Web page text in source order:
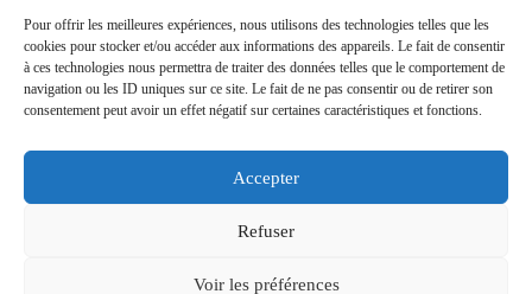
Pour offrir les meilleures expériences, nous utilisons des technologies telles que les
cookies pour stocker et/ou accéder aux informations des appareils. Le fait de consentir
à ces technologies nous permettra de traiter des données telles que le comportement de
navigation ou les ID uniques sur ce site. Le fait de ne pas consentir ou de retirer son
consentement peut avoir un effet négatif sur certaines caractéristiques et fonctions.
Accepter
Refuser
Voir les préférences
REJOINS-NOUS SUR NOS RÉSEAUX
SOCIAUX
Ne laisse passer aucune information liée à